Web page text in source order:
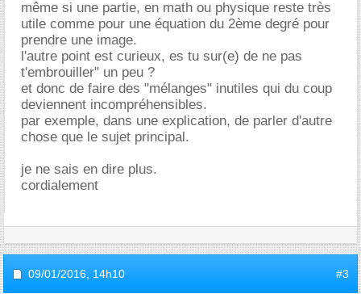
même si une partie, en math ou physique reste très
utile comme pour une équation du 2ème degré pour
prendre une image.
l'autre point est curieux, es tu sur(e) de ne pas
t'embrouiller" un peu ?
et donc de faire des "mélanges" inutiles qui du coup
deviennent incompréhensibles.
par exemple, dans une explication, de parler d'autre
chose que le sujet principal.
je ne sais en dire plus.
cordialement
09/01/2016, 14h10 #3